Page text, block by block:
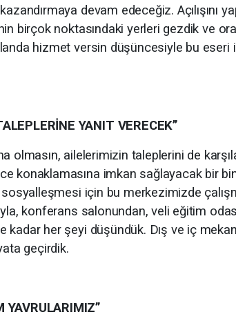
devam edeceğiz. Açılışını
birçok noktasındaki yerleri gezdik ve
hizmet versin düşüncesiyle bu eseri
YANIT VERECEK”
olmasın, ailelerimizin taleplerini de
konaklamasına imkan sağlayacak bir
için bu merkezimizde
konferans salonundan, veli eğitim
kadar her şeyi düşündük. Dış ve iç
geçirdik.
YAVRULARIMIZ”